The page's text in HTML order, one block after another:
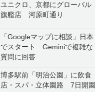
ユニクロ、京都にグローバル
旗艦店 河原町通り
「Googleマップに相談」日本
でスタート Geminiで複雑な
質問に回答
博多駅前「明治公園」に飲食
店・スパ・立体園路 7日開園